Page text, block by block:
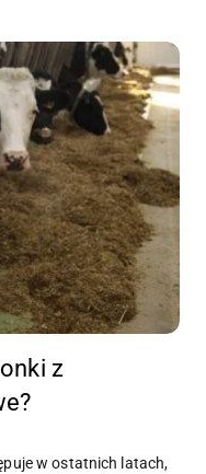
z
w ostatnich latach,